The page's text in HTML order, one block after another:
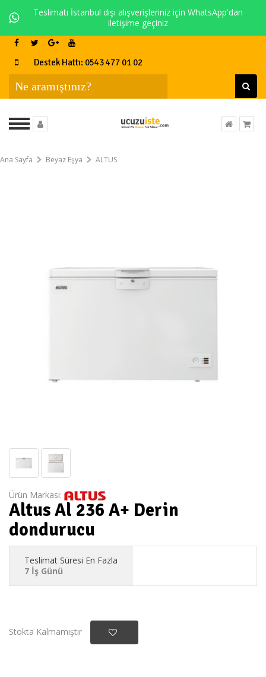
Teslimatı İstanbul dışı alışverişleriniz için WhatsApp'dan
iletişime geçiniz
Destek Hattı: 0543 477 01 02
Ana Sayfa Beyaz Eşya ALTUS
Ürün Markası:
Altus Al 236 A+ Derin
dondurucu
Teslimat Süresi En Fazla
7 İş Günü
Stokta Kalmamıştır